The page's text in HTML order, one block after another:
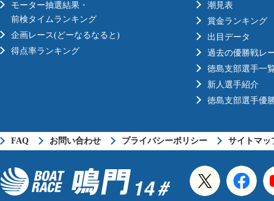
モーター抽選結果・
前検タイムランキング
企画レース(どーなるなると)
得点率ランキング
潮見表
賞金ランキング
出目データ
過去の優勝戦レ
徳島支部選手一
新人選手紹介
徳島支部選手優
FAQ お問い合わせ プライバシーポリシー サイトマッ